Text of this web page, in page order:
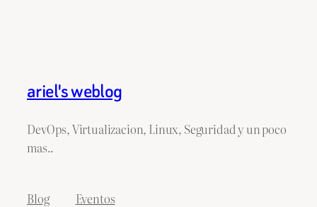
ariel's weblog
DevOps, Virtualizacion, Linux, Seguridad y un poco
mas..
Blog Eventos